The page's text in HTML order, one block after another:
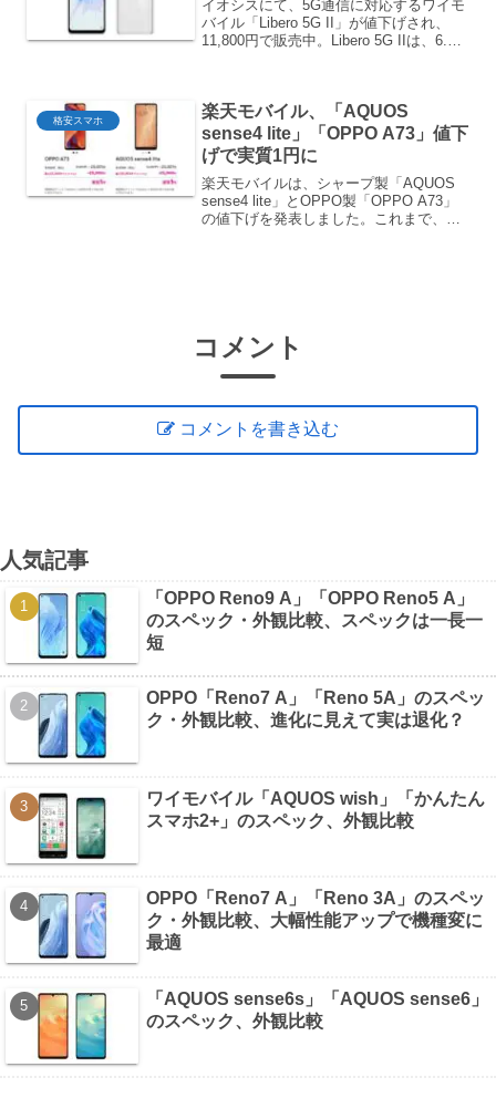
イオシスにて、5G通信に対応するワイモ
バイル「Libero 5G II」が値下げされ、
11,800円で販売中。Libero 5G IIは、6.67
格安スマホ
楽天モバイル、「AQUOS
sense4 lite」「OPPO A73」値下
げで実質1円に
楽天モバイルは、シャープ製「AQUOS
sense4 lite」とOPPO製「OPPO A73」
の値下げを発表しました。これまで、そ
コメント
コメントを書き込む
人気記事
「OPPO Reno9 A」「OPPO Reno5 A」
のスペック・外観比較、スペックは一長一
短
OPPO「Reno7 A」「Reno 5A」のスペッ
ク・外観比較、進化に見えて実は退化？
ワイモバイル「AQUOS wish」「かんたん
スマホ2+」のスペック、外観比較
OPPO「Reno7 A」「Reno 3A」のスペッ
ク・外観比較、大幅性能アップで機種変に
最適
「AQUOS sense6s」「AQUOS sense6」
のスペック、外観比較